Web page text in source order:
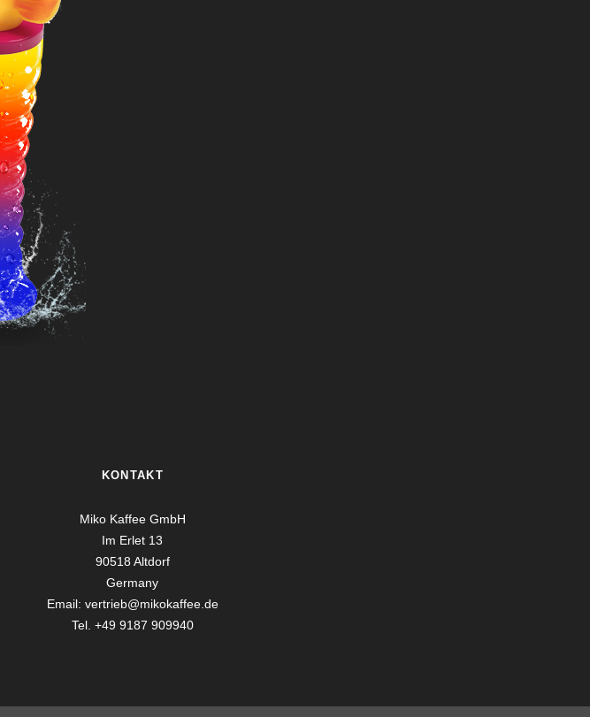
KONTAKT
Miko Kaffee GmbH
Im Erlet 13
90518 Altdorf
Germany
Email: vertrieb@mikokaffee.de
Tel. +49 9187 909940